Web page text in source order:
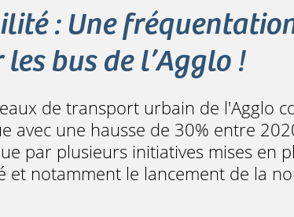
: Une
bus de l’Agglo !
de transport urbain de l'Agglo
avec une hausse de 30% entre
par plusieurs initiatives mises en
et notamment le lancement de la